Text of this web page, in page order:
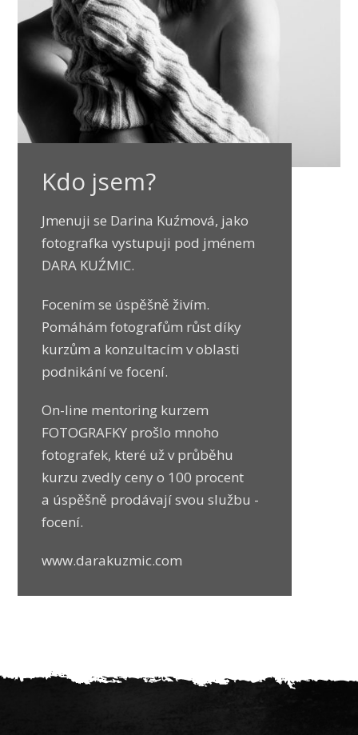
Kdo jsem?
Jmenuji se Darina Kuźmová, jako
fotografka vystupuji pod jménem
DARA KUŹMIC.
Focením se úspěšně živím.
Pomáhám fotografům růst díky
kurzům a konzultacím v oblasti
podnikání ve focení.
On-line mentoring kurzem
FOTOGRAFKY prošlo mnoho
fotografek, které už v průběhu
kurzu zvedly ceny o 100 procent
a úspěšně prodávají svou službu -
focení.
www.darakuzmic.com